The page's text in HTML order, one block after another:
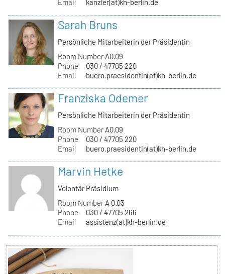
Email
kanzler(at)kh-berlin.de
Sarah Bruns
Persönliche Mitarbeiterin der Präsidentin
Room Number A0.09
Phone
030 / 47705 220
Email
buero.praesidentin(at)kh-berlin.de
Franziska Odemer
Persönliche Mitarbeiterin der Präsidentin
Room Number A0.09
Phone
030 / 47705 220
Email
buero.praesidentin(at)kh-berlin.de
Marvin Hetke
Volontär Präsidium
Room Number A 0.03
Phone
030 / 47705 266
Email
assistenz(at)kh-berlin.de